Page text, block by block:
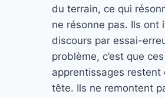
du terrain, ce qui
ne résonne pas. Ils ont
discours par essai-
problème, c’est que ces
apprentissages restent
tête. Ils ne remontent